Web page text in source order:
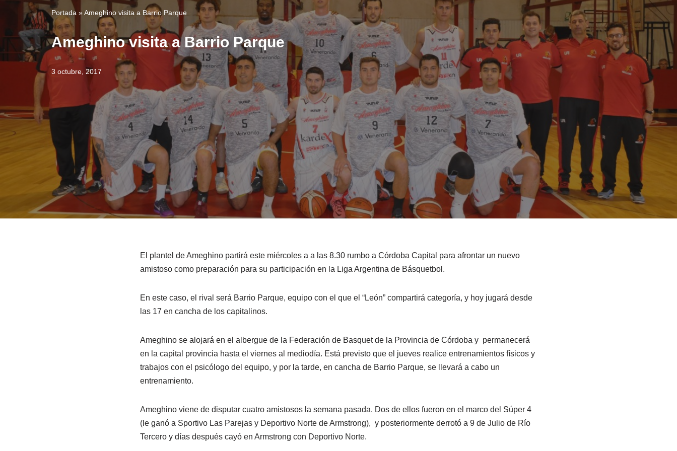
Portada »Ameghino visita a Barrio Parque
Ameghino visita a Barrio Parque
3 octubre, 2017
El plantel de Ameghino partirá este miércoles a a las 8.30 rumbo a Córdoba Capital para afrontar un nuevo
amistoso como preparación para su participación en la Liga Argentina de Básquetbol.
En este caso, el rival será Barrio Parque, equipo con el que el “León” compartirá categoría, y hoy jugará desde
las 17 en cancha de los capitalinos.
Ameghino se alojará en el albergue de la Federación de Basquet de la Provincia de Córdoba y permanecerá
en la capital provincia hasta el viernes al mediodía. Está previsto que el jueves realice entrenamientos físicos y
trabajos con el psicólogo del equipo, y por la tarde, en cancha de Barrio Parque, se llevará a cabo un
entrenamiento.
Ameghino viene de disputar cuatro amistosos la semana pasada. Dos de ellos fueron en el marco del Súper 4
(le ganó a Sportivo Las Parejas y Deportivo Norte de Armstrong), y posteriormente derrotó a 9 de Julio de Río
Tercero y días después cayó en Armstrong con Deportivo Norte.